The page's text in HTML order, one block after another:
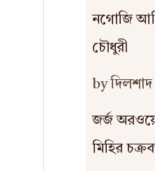
নগোজি
চৌধুরী
by দিলশাদ
জর্জ
মিহির